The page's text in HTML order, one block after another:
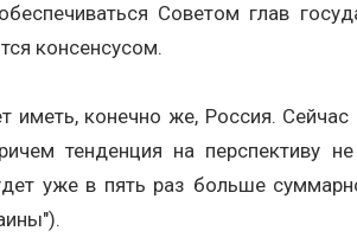
Советом глав
консенсусом.
конечно же, Россия.
тенденция на перспективу
уже в пять раз больше